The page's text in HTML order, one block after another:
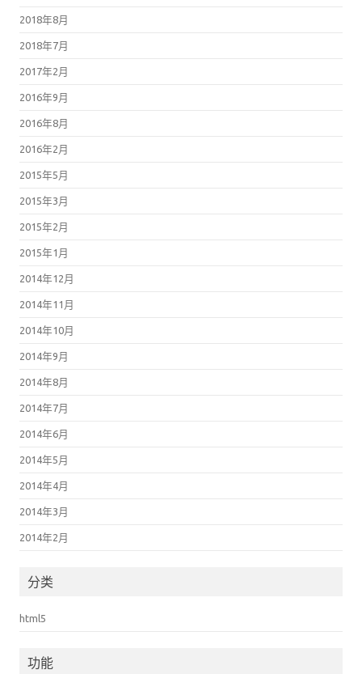
2018年8月
2018年7月
2017年2月
2016年9月
2016年8月
2016年2月
2015年5月
2015年3月
2015年2月
2015年1月
2014年12月
2014年11月
2014年10月
2014年9月
2014年8月
2014年7月
2014年6月
2014年5月
2014年4月
2014年3月
2014年2月
分类
html5
功能